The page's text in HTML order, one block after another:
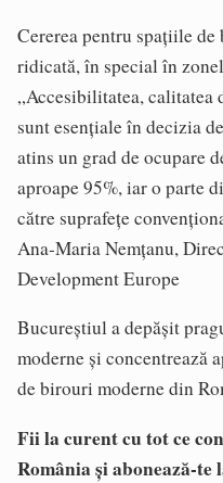
Cererea pentru spațiile
ridicată, în special în
„Accesibilitatea,
sunt esențiale în decizia
atins un grad de ocupare
aproape 95%, iar o parte
către suprafețe
Ana-Maria Nemțanu,
Development Europe
Bucureștiul a depășit
moderne și concentrează
de birouri moderne din
Fii la curent cu tot ce
România și abonează-te